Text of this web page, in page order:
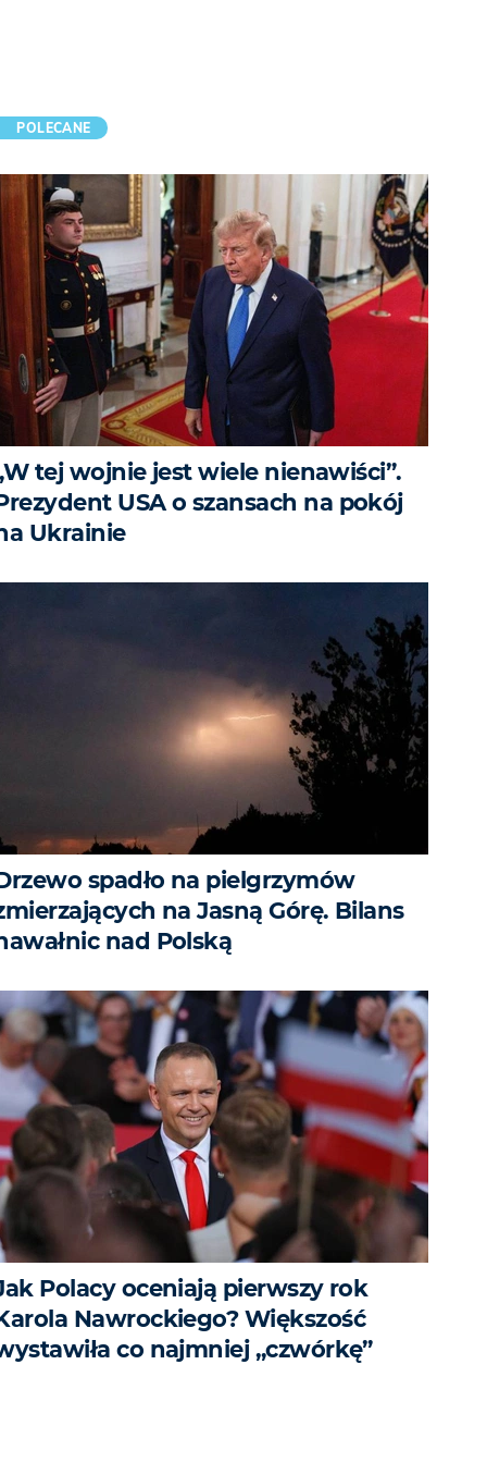
POLECANE
tej wojnie jest wiele nienawiści”.
USA o szansach na pokój
Ukrainie
spadło na pielgrzymów
na Jasną Górę. Bilans
nad Polską
Polacy oceniają pierwszy rok
Nawrockiego? Większość
co najmniej „czwórkę”